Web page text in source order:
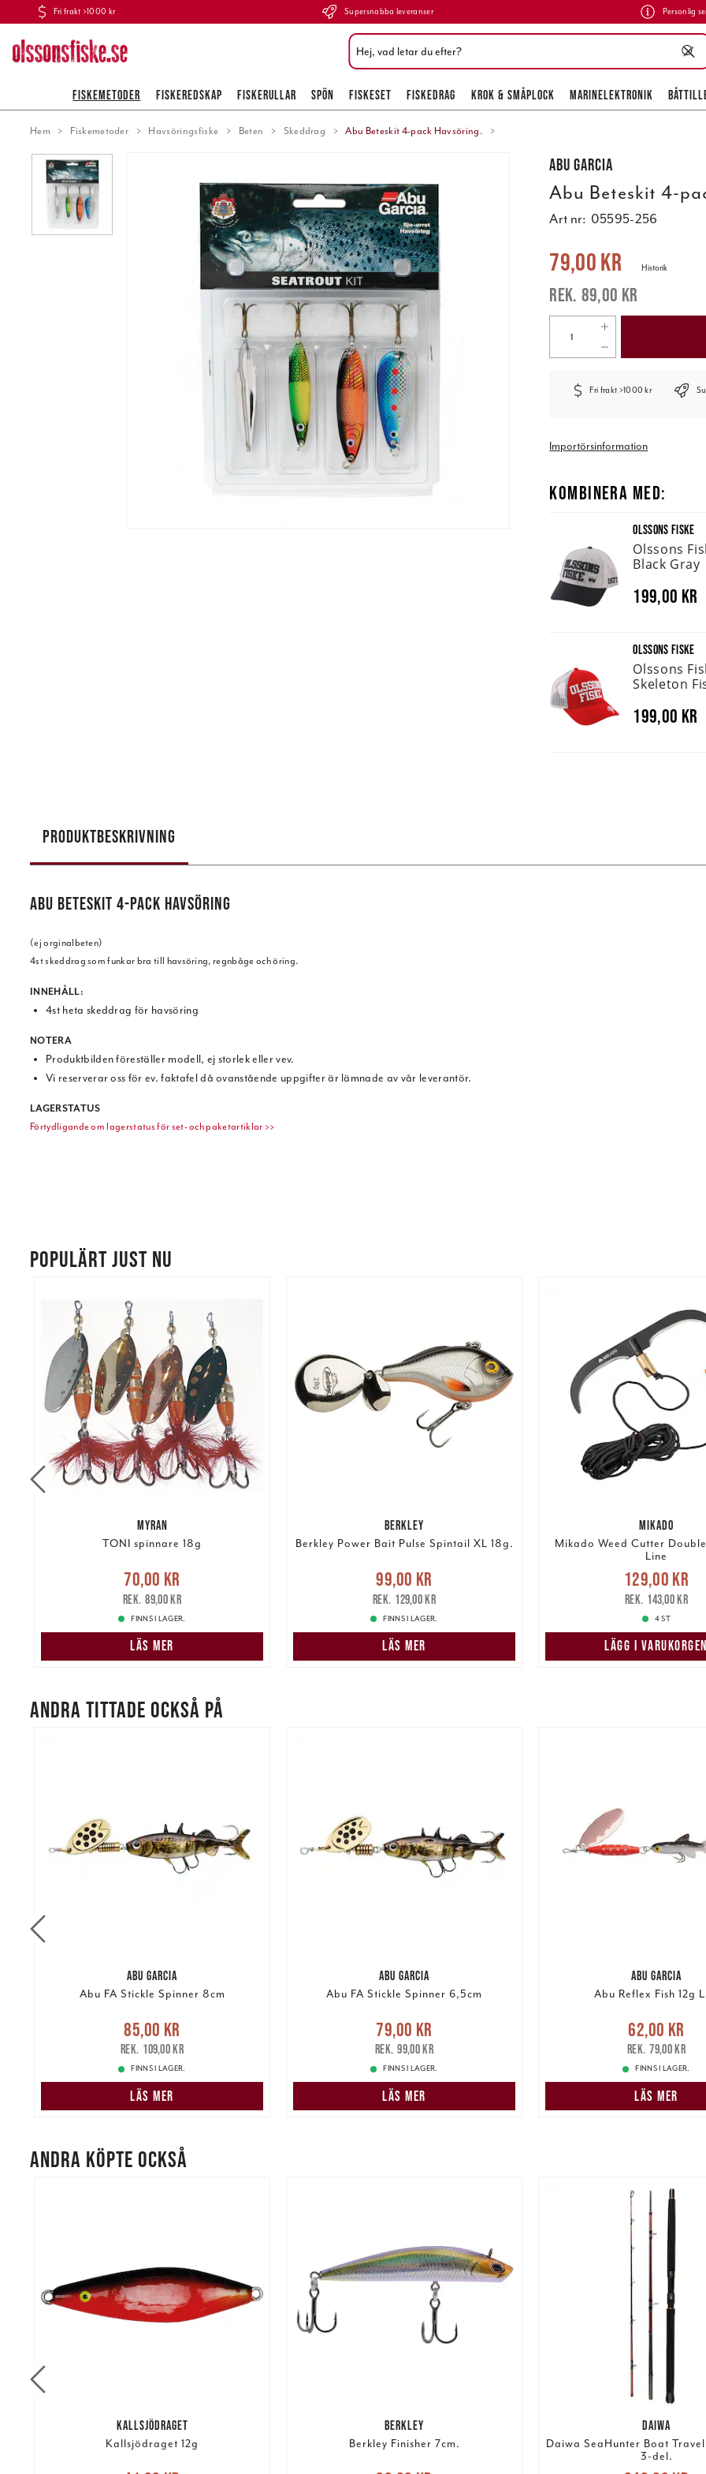
Fri frakt >1000 kr Supersnabba leveranser Personlig
FISKEMETODER FISKEREDSKAP FISKERULLAR SPÖN FISKESET FISKEDRAG KROK & SMÅPLOCK MARINELEKTRONIK
Hem Fiskemetoder Havsöringsfiske Beten Skeddrag Abu Beteskit 4-pack Havsöring.
Abu Garcia
Abu Beteskit 4-
Art nr: 05595-256
Nuvarande pris:
79,00 kr
89,00 kr
Historik
Fri frakt >1000 kr
Importörsinformation
KOMBINERA MED:
OLSSONS FISKE
Olssons
Black Gray
199,00 kr
OLSSONS FISKE
Olssons
Skeleton
199,00 kr
PRODUKTBESKRIVNING
ABU BETESKIT 4-PACK HAVSÖRING
(ej orginalbeten)
4st skeddrag som funkar bra till havsöring, regnbåge och öring.
INNEHÅLL:
4st heta skeddrag för havsöring
NOTERA
Produktbilden föreställer modell, ej storlek eller vev.
Vi reserverar oss för ev. faktafel då ovanstående uppgifter är lämnade av vår leverantör.
LAGERSTATUS
Förtydligande om lagerstatus för set- och paketartiklar >>
POPULÄRT JUST NU
MYRAN
TONI spinnare 18g
Nuvarande pris:70,00 kr
pris:89,00 kr
70,00 kr
89,00 kr
FINNS I LAGER.
LÄS MER
BERKLEY
Berkley Power Bait Pulse Spintail XL 18g.
Nuvarande pris:99,00 kr
pris:129,00 kr
99,00 kr
129,00 kr
FINNS I LAGER.
LÄS MER
MIKADO
Mikado Weed Cutter
Line
Nuvarande pris
Tidigare pris
129,00 kr
143,00 kr
4 ST
LÄGG I VARUKORGEN
ANDRA TITTADE OCKSÅ PÅ
ABU GARCIA
Abu FA Stickle Spinner 8cm
Nuvarande pris :85,00 kr
pris:109,00 kr
85,00 kr
109,00 kr
FINNS I LAGER.
LÄS MER
ABU GARCIA
Abu FA Stickle Spinner 6,5cm
Nuvarande pris :79,00 kr
pris:99,00 kr
79,00 kr
99,00 kr
FINNS I LAGER.
LÄS MER
ABU GARCIA
Abu Reflex Fish 12g
Nuvarande pris :62,00 kr
pris:79,00 kr
62,00 kr
79,00 kr
FINNS I LAGER.
LÄS MER
ANDRA KÖPTE OCKSÅ
KALLSJÖDRAGET
Kallsjödraget 12g
BERKLEY
Berkley Finisher 7cm.
DAIWA
Daiwa SeaHunter Boat
3-del.